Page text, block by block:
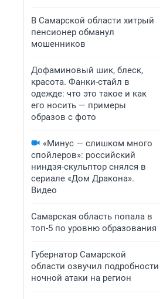
В Самарской области хитрый
пенсионер обманул
мошенников
Дофаминовый шик, блеск,
красота. Фанки-стайл в
одежде: что это такое и как
его носить — примеры
образов с фото
«Минус — слишком много
спойлеров»: российский
ниндзя-скульптор снялся в
сериале «Дом Дракона».
Видео
Самарская область попала в
топ-5 по уровню образования
Губернатор Самарской
области озвучил подробности
ночной атаки на регион